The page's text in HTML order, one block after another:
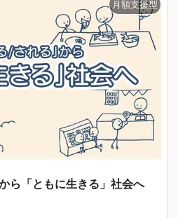
ら「ともに生きる」社会へ